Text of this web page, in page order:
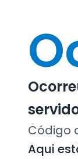
Código
Aqui